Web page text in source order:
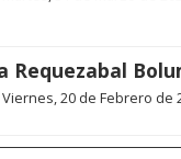
Requezabal
20 de Febrero de